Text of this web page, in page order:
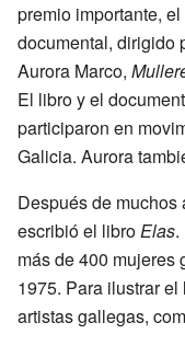
premio importante,
documental, dirigido
Aurora Marco,
El libro y el
participaron en
Galicia. Aurora
Después de
escribió el libroElas.
más de 400 mujeres
1975. Para ilustrar
artistas gallegas,